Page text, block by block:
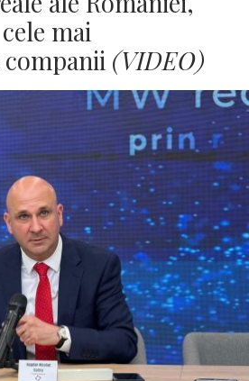
mai
(VIDEO)